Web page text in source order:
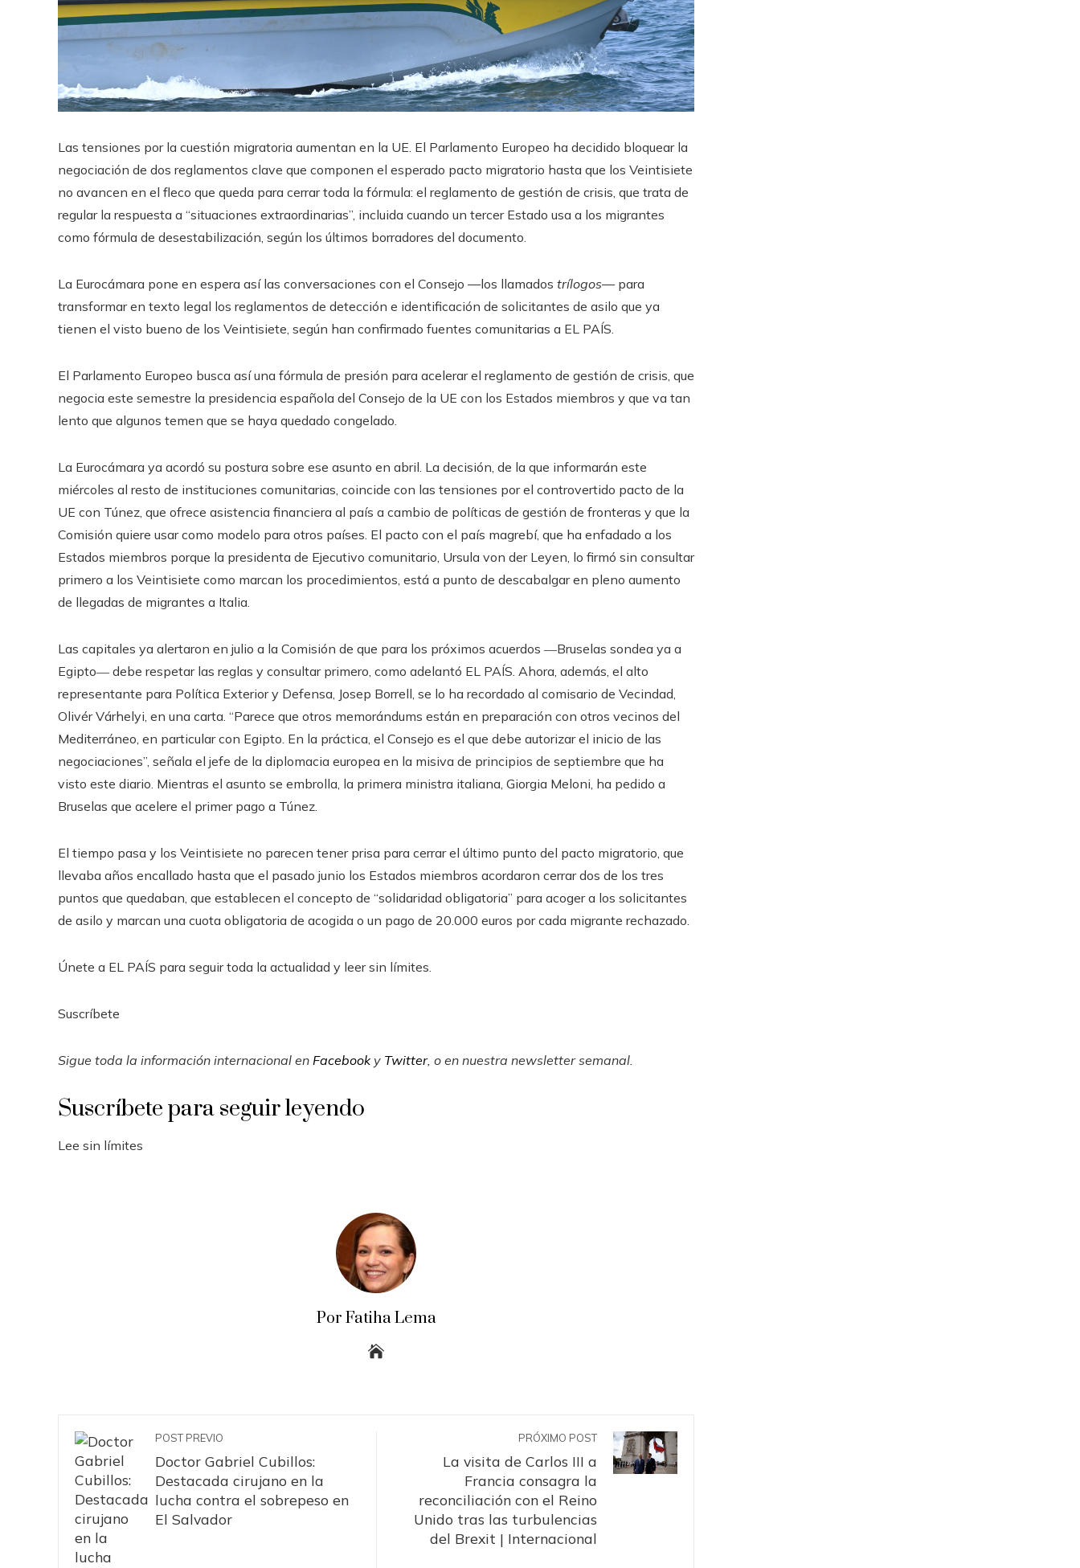
Las tensiones por la cuestión migratoria aumentan en la UE. El Parlamento Europeo ha decidido bloquear la
negociación de dos reglamentos clave que componen el esperado pacto migratorio hasta que los Veintisiete
no avancen en el fleco que queda para cerrar toda la fórmula: el reglamento de gestión de crisis, que trata de
regular la respuesta a “situaciones extraordinarias”, incluida cuando un tercer Estado usa a los migrantes
como fórmula de desestabilización, según los últimos borradores del documento.
La Eurocámara pone en espera así las conversaciones con el Consejo —los llamados trílogos— para
transformar en texto legal los reglamentos de detección e identificación de solicitantes de asilo que ya
tienen el visto bueno de los Veintisiete, según han confirmado fuentes comunitarias a EL PAÍS.
El Parlamento Europeo busca así una fórmula de presión para acelerar el reglamento de gestión de crisis, que
negocia este semestre la presidencia española del Consejo de la UE con los Estados miembros y que va tan
lento que algunos temen que se haya quedado congelado.
La Eurocámara ya acordó su postura sobre ese asunto en abril. La decisión, de la que informarán este
miércoles al resto de instituciones comunitarias, coincide con las tensiones por el controvertido pacto de la
UE con Túnez, que ofrece asistencia financiera al país a cambio de políticas de gestión de fronteras y que la
Comisión quiere usar como modelo para otros países. El pacto con el país magrebí, que ha enfadado a los
Estados miembros porque la presidenta de Ejecutivo comunitario, Ursula von der Leyen, lo firmó sin consultar
primero a los Veintisiete como marcan los procedimientos, está a punto de descabalgar en pleno aumento
de llegadas de migrantes a Italia.
Las capitales ya alertaron en julio a la Comisión de que para los próximos acuerdos ―Bruselas sondea ya a
Egipto― debe respetar las reglas y consultar primero, como adelantó EL PAÍS. Ahora, además, el alto
representante para Política Exterior y Defensa, Josep Borrell, se lo ha recordado al comisario de Vecindad,
Olivér Várhelyi, en una carta. “Parece que otros memorándums están en preparación con otros vecinos del
Mediterráneo, en particular con Egipto. En la práctica, el Consejo es el que debe autorizar el inicio de las
negociaciones”, señala el jefe de la diplomacia europea en la misiva de principios de septiembre que ha
visto este diario. Mientras el asunto se embrolla, la primera ministra italiana, Giorgia Meloni, ha pedido a
Bruselas que acelere el primer pago a Túnez.
El tiempo pasa y los Veintisiete no parecen tener prisa para cerrar el último punto del pacto migratorio, que
llevaba años encallado hasta que el pasado junio los Estados miembros acordaron cerrar dos de los tres
puntos que quedaban, que establecen el concepto de “solidaridad obligatoria” para acoger a los solicitantes
de asilo y marcan una cuota obligatoria de acogida o un pago de 20.000 euros por cada migrante rechazado.
Únete a EL PAÍS para seguir toda la actualidad y leer sin límites.
Suscríbete
Sigue toda la información internacional en Facebooky Twitter, o en nuestra newsletter semanal.
Suscríbete para seguir leyendo
Lee sin límites
Por Fatiha Lema
POST PREVIO
Doctor Gabriel Cubillos:
Destacada cirujano en la
lucha contra el sobrepeso en
El Salvador
PRÓXIMO POST
La visita de Carlos III a
Francia consagra la
reconciliación con el Reino
Unido tras las turbulencias
del Brexit | Internacional